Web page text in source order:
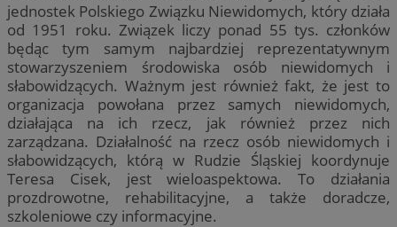
jednostek Polskiego Związku Niewidomych, który działa
od 1951 roku. Związek liczy ponad 55 tys. członków
będąc tym samym najbardziej reprezentatywnym
stowarzyszeniem środowiska osób niewidomych i
słabowidzących. Ważnym jest również fakt, że jest to
organizacja powołana przez samych niewidomych,
działająca na ich rzecz, jak również przez nich
zarządzana. Działalność na rzecz osób niewidomych i
słabowidzących, którą w Rudzie Śląskiej koordynuje
Teresa Cisek, jest wieloaspektowa. To działania
prozdrowotne, rehabilitacyjne, a także doradcze,
szkoleniowe czy informacyjne.